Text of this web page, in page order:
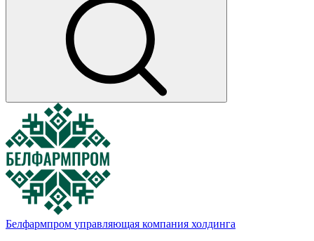
Белфармпром управляющая компания холдинга